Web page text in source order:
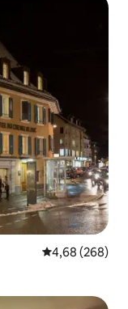
4,68 de uma
4,68 (268)